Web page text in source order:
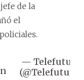
de la
el
— Telefuturo
(@Telefuturo)